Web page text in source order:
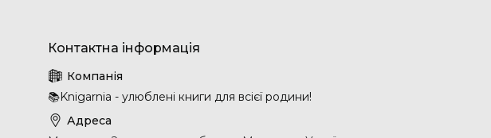
📚Knigarnia - улюблені книги для всієї родини!